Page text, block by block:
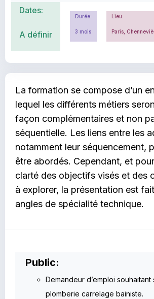
Dates:
A définir
Durée:
3 mois
Lieu:
Paris,
La formation se compose d’un
lequel les différents métiers
façon complémentaires et non
séquentielle. Les liens entre les
notamment leur séquencement,
être abordés. Cependant, et
clarté des objectifs visés et des
à explorer, la présentation est
angles de spécialité technique.
Public:
Demandeur d’emploi
plomberie carrelage bainiste.